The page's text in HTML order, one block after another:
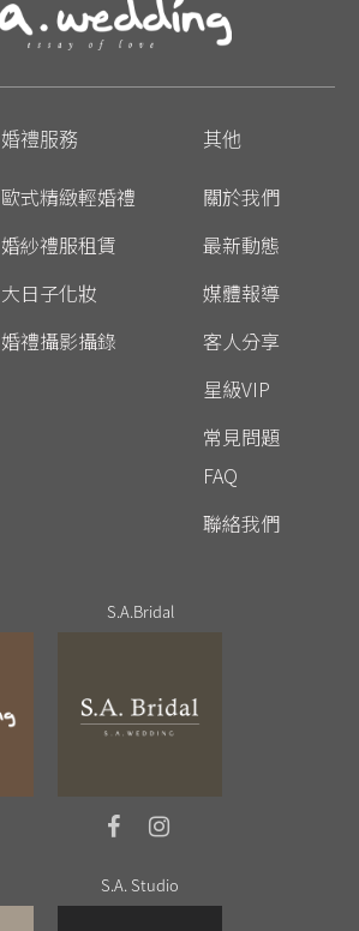
婚禮服務
歐式精緻輕婚禮
婚紗禮服租賃
大日子化妝
婚禮攝影攝錄
其他
關於我們
最新動態
媒體報導
客人分享
星級VIP
常見問題
FAQ
聯絡我們
S.A.Bridal
S.A. Studio